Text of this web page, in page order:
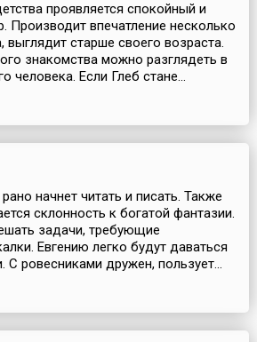
проявляется спокойный и
Производит впечатление несколько
выглядит старше своего возраста.
знакомства можно разглядеть в
человека. Если Глеб стане...
начнет читать и писать. Также
склонность к богатой фантазии.
задачи, требующие
Евгению легко будут даваться
С ровесниками дружен, пользует...